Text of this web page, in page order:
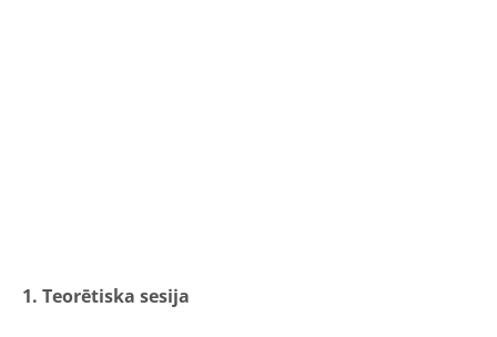
1. Teorētiska sesija